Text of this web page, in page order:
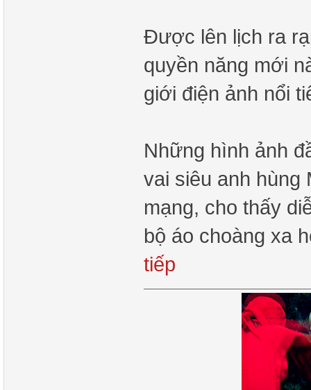
Được lên lịch ra
quyền năng mới
giới điện ảnh nổi
Những hình ảnh
vai siêu anh hùng
mạng, cho thấy
bộ áo choàng xa
tiếp